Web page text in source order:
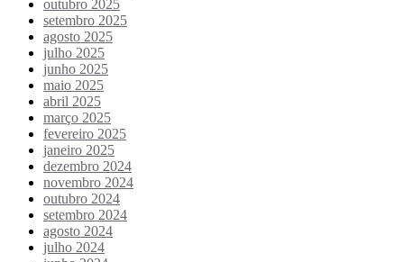
outubro 2025
setembro 2025
agosto 2025
julho 2025
junho 2025
maio 2025
abril 2025
março 2025
fevereiro 2025
janeiro 2025
dezembro 2024
novembro 2024
outubro 2024
setembro 2024
agosto 2024
julho 2024